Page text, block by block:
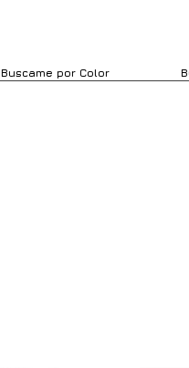
Buscame por Color